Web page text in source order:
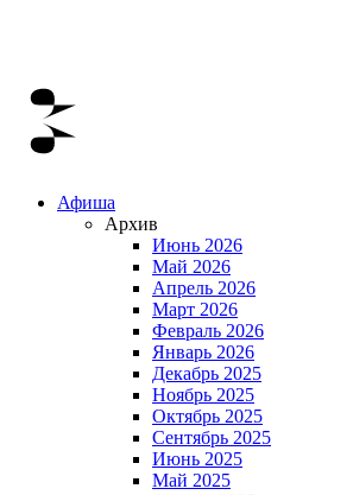
Афиша
Архив
Июнь 2026
Май 2026
Апрель 2026
Март 2026
Февраль 2026
Январь 2026
Декабрь 2025
Ноябрь 2025
Октябрь 2025
Сентябрь 2025
Июнь 2025
Май 2025